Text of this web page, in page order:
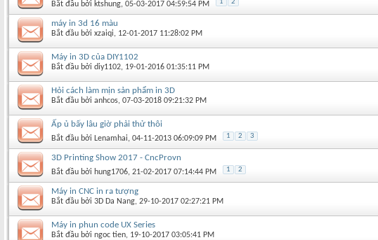
Bắt đầu bởi ktshung‎, 05-03-2017 04:59:54 PM 1 2
máy in 3d 16 màu
Bắt đầu bởi xzaiqi‎, 12-01-2017 11:28:02 PM
Máy in 3D của DIY1102
Bắt đầu bởi diy1102‎, 19-01-2016 01:35:11 PM
Hỏi cách làm mịn sản phẩm in 3D
Bắt đầu bởi anhcos‎, 07-03-2018 09:21:32 PM
Ấp ủ bấy lâu giờ phải thử thôi
Bắt đầu bởi Lenamhai‎, 04-11-2013 06:09:09 PM 1 2 3
3D Printing Show 2017 - CncProvn
Bắt đầu bởi hung1706‎, 21-02-2017 07:14:44 PM 1 2
Máy in CNC in ra tượng
Bắt đầu bởi 3D Da Nang‎, 29-10-2017 02:27:21 PM
Máy in phun code UX Series
Bắt đầu bởi ngoc tien‎, 19-10-2017 03:05:41 PM